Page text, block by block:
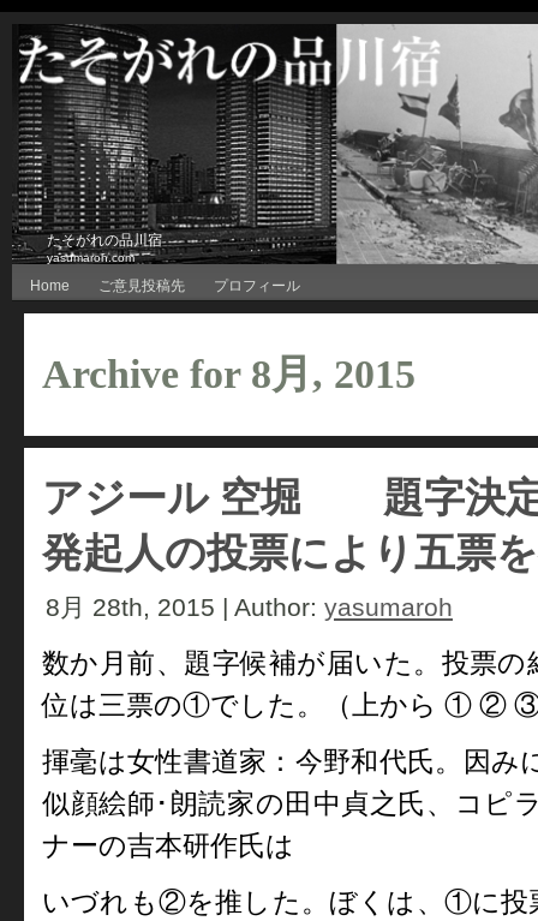
たそがれの品川宿
yasumaroh.com
Home ご意見投稿先 プロフィール
Archive for 8月, 2015
アジール 空堀 題字決
発起人の投票により五票
8月 28th, 2015 | Author: yasumaroh
数か月前、題字候補が届いた。投票
位は三票の①でした。（上から ① ②
揮毫は女性書道家：今野和代氏。因み
似顔絵師･朗読家の田中貞之氏、コピ
ナーの吉本研作氏は
いづれも②を推した。ぼくは、①に